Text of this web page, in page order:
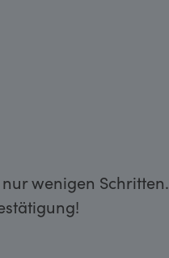
wenigen Schritten.